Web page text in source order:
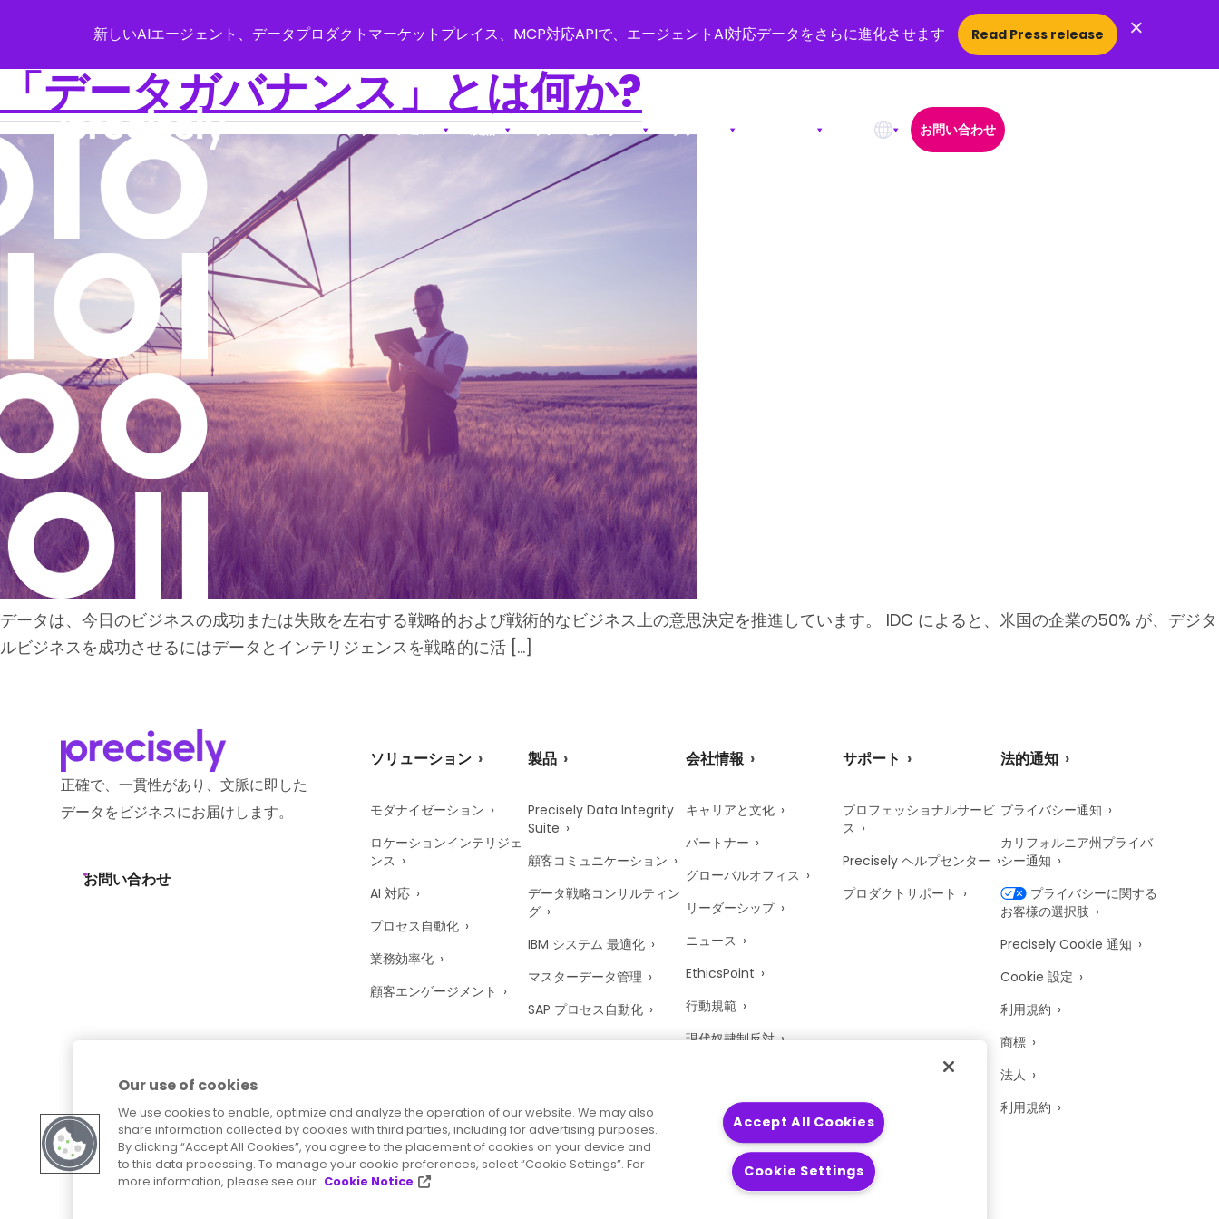
新しいAIエージェント、データプロダクトマーケットプレイス、MCP対応APIで、エージェントAI対応データをさらに進化させます Read Press release ×
ソリューション 製品 リソースセンター サポート
Open Search Popup
お問い合わせ
「データガバナンス」とは何か?
データは、今日のビジネスの成功または失敗を左右する戦略的および戦術的なビジネス上の意思決定を推進しています。 IDC によると、米国の企業の50% が、デジタ
ルビジネスを成功させるにはデータとインテリジェンスを戦略的に活 […]
正確で、一貫性があり、文脈に即した
データをビジネスにお届けします。
お問い合わせ
ソリューション
モダナイゼーション
ロケーションインテリジェ
ンス
AI 対応
プロセス自動化
業務効率化
顧客エンゲージメント
製品
Precisely Data Integrity
Suite
顧客コミュニケーション
データ戦略コンサルティン
グ
IBM システム 最適化
マスターデータ管理
SAP プロセス自動化
会社情報
キャリアと文化
パートナー
グローバルオフィス
リーダーシップ
ニュース
EthicsPoint
行動規範
現代奴隷制反対
Precisely Trust Center
サポート
プロフェッショナルサービ
ス
Precisely ヘルプセンター
プロダクトサポート
法的通知
プライバシー通知
カリフォルニア州プライバ
シー通知
プライバシーに関する
お客様の選択肢
Precisely Cookie 通知
Cookie 設定
利用規約
商標
法人
利用規約
Our use of cookies
We use cookies to enable, optimize and analyze the operation of our website. We may also
share information collected by cookies with third parties, including for advertising purposes.
By clicking “Accept All Cookies”, you agree to the placement of cookies on your device and
to this data processing. To manage your cookie preferences, select “Cookie Settings”. For
more information, please see our Cookie Notice
Accept All Cookies
Cookie Settings